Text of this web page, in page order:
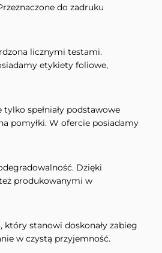
do zadruku
licznymi testami.
etykiety foliowe,
spełniały podstawowe
pomyłki. W ofercie posiadamy
Dzięki
produkowanymi w
stanowi doskonały zabieg
w czystą przyjemność.